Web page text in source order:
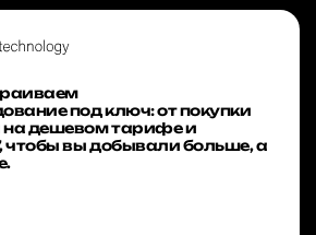
под ключ: от покупки
на дешевом тарифе и
чтобы вы добывали больше, а